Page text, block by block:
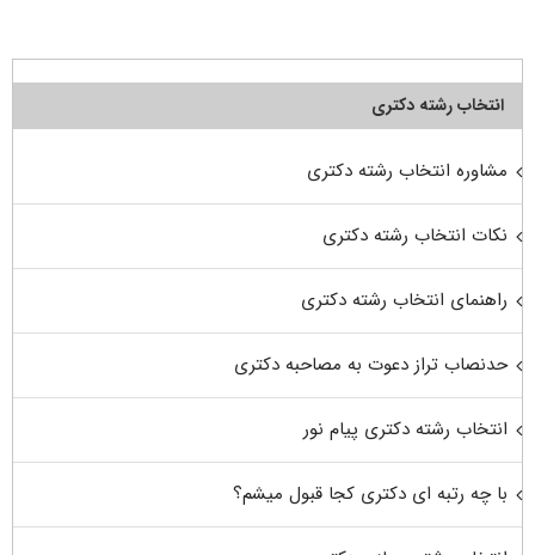
انتخاب رشته دکتری
مشاوره انتخاب رشته دکتری
نکات انتخاب رشته دکتری
راهنمای انتخاب رشته دکتری
حدنصاب تراز دعوت به مصاحبه دکتری
انتخاب رشته دکتری پیام نور
با چه رتبه ای دکتری کجا قبول میشم؟